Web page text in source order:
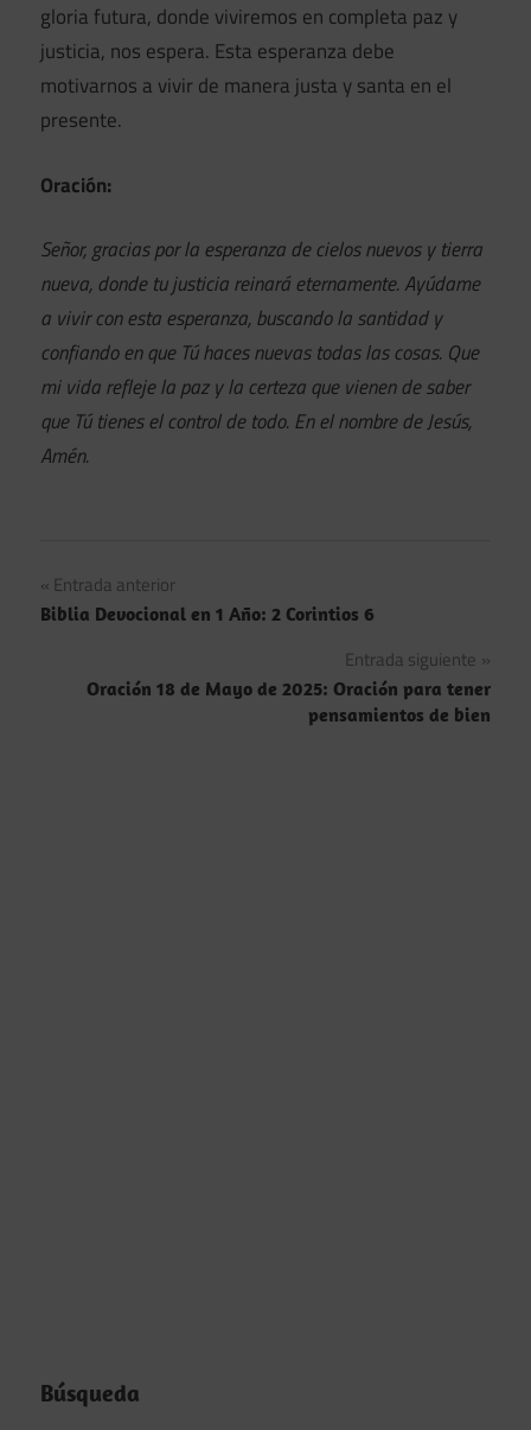
gloria futura, donde viviremos en completa paz y
justicia, nos espera. Esta esperanza debe
motivarnos a vivir de manera justa y santa en el
presente.
Oración:
Señor, gracias por la esperanza de cielos nuevos y tierra
nueva, donde tu justicia reinará eternamente. Ayúdame
a vivir con esta esperanza, buscando la santidad y
confiando en que Tú haces nuevas todas las cosas. Que
mi vida refleje la paz y la certeza que vienen de saber
que Tú tienes el control de todo. En el nombre de Jesús,
Amén.
Navegación
de
entradas
Entrada anterior
Biblia Devocional en 1 Año: 2 Corintios 6
Entrada siguiente
Oración 18 de Mayo de 2025: Oración para tener
pensamientos de bien
Búsqueda